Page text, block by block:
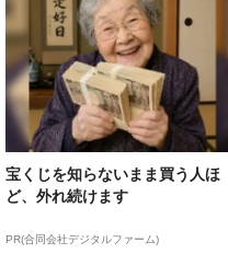
宝くじを知らないまま買う人ほ
ど、外れ続けます
PR(合同会社デジタルファーム)